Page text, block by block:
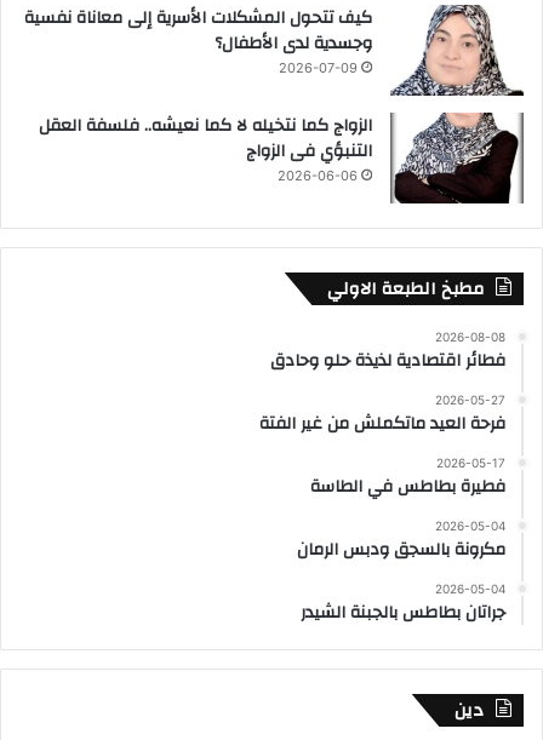
كيف تتحول المشكلات الأسرية إلى معاناة نفسية
وجسدية لدى الأطفال؟
2026-07-09
الزواج كما نتخيله لا كما نعيشه.. فلسفة العقل
التنبؤي فى الزواج
2026-06-06
مطبخ الطبعة الاولي
2026-08-08
فطائر اقتصادية لذيذة حلو وحادق
2026-05-27
فرحة العيد ماتكملش من غير الفتة
2026-05-17
فطيرة بطاطس في الطاسة
2026-05-04
مكرونة بالسجق ودبس الرمان
2026-05-04
جراتان بطاطس بالجبنة الشيدر
دين